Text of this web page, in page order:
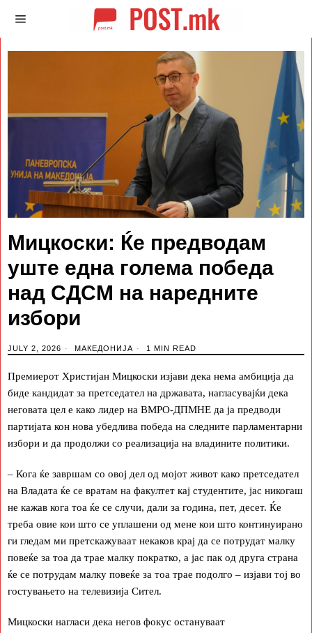
Мицкоски: Ќе предводам
уште една голема победа
над СДСM на наредните
избори
JULY 2, 2026 МАКЕДОНИЈА 1 MIN READ
Премиерот Христијан Мицкоски изјави дека нема амбиција да
биде кандидат за претседател на државата, нагласувајќи дека
неговата цел е како лидер на ВМРО-ДПМНЕ да ја предводи
партијата кон нова убедлива победа на следните парламентарни
избори и да продолжи со реализација на владините политики.
– Кога ќе завршам со овој дел од мојот живот како претседател
на Владата ќе се вратам на факултет кај студентите, јас никогаш
не кажав кога тоа ќе се случи, дали за година, пет, десет. Ќе
треба овие кои што се уплашени од мене кои што континуирано
ги гледам ми претскажуваат некаков крај да се потрудат малку
повеќе за тоа да трае малку пократко, а јас пак од друга страна
ќе се потрудам малку повеќе за тоа трае подолго – изјави тој во
гостувањето на телевизија Сител.
Мицкоски нагласи дека негов фокус остануваат